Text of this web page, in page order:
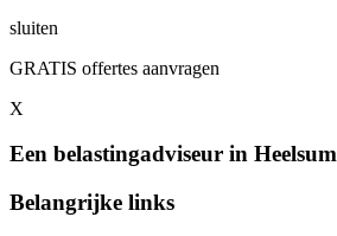
sluiten
GRATIS offertes aanvragen
X
Een belastingadviseur in
Belangrijke links